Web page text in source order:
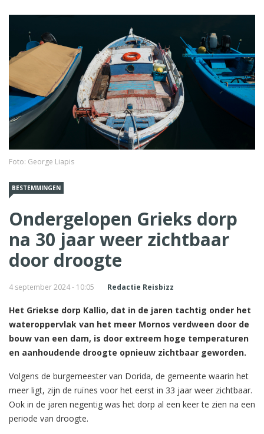
Foto: George Liapis
BESTEMMINGEN
Ondergelopen Grieks dorp
na 30 jaar weer zichtbaar
door droogte
4 september 2024 - 10:05 Redactie Reisbizz
Het Griekse dorp Kallio, dat in de jaren tachtig onder het
wateroppervlak van het meer Mornos verdween door de
bouw van een dam, is door extreem hoge temperaturen
en aanhoudende droogte opnieuw zichtbaar geworden.
Volgens de burgemeester van Dorida, de gemeente waarin het
meer ligt, zijn de ruïnes voor het eerst in 33 jaar weer zichtbaar.
Ook in de jaren negentig was het dorp al een keer te zien na een
periode van droogte.